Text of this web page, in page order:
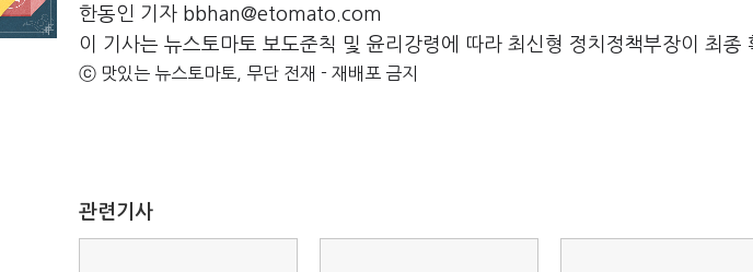
한동인 기자 bbhan@etomato.com
이 기사는 뉴스토마토 보도준칙 및 윤리강령에 따라 최신형 정치정책부장이 최종
ⓒ 맛있는 뉴스토마토, 무단 전재 - 재배포 금지
관련기사